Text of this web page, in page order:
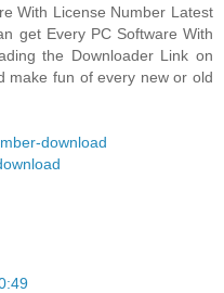
With License Number Latest
get Every PC Software With
the Downloader Link on
make fun of every new or old
download